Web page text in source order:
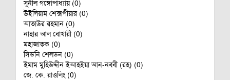
সুনীল গঙ্গোপাধ‌্যায় (0)
উইলিয়াম শেক্সপীয়ার (0)
আতাউর রহমান (0)
নাহার আল বোখারী (0)
মহাজাতক (0)
সিডনি শেলডন (0)
ইমাম মুহিউদ্দীন ইআহইয়া আন-নববী (রহ) (0)
জে. কে. রাওলিং (0)